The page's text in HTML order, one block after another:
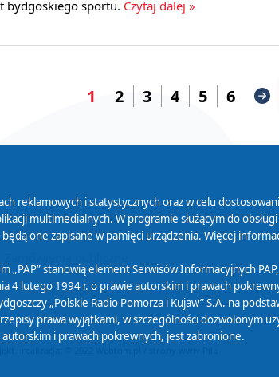
bydgoskiego sportu. Czytaj dalej »
1 2 3 4 5 6
Organizacje Pożytku
Publicznego
Cyfryzacja
reklamowych i statystycznych oraz w celu
multimedialnych. W programie służącym do
one zapisane w pamięci urządzenia. Więcej
stanowią element Serwisów Informacyjnych
4 lutego 1994 r. o prawie autorskim i prawach
„Polskie Radio Pomorza i Kujaw” S.A. na
prawa wyjątkami, w szczególności dozwolonym
i prawach pokrewnych, jest zabronione.